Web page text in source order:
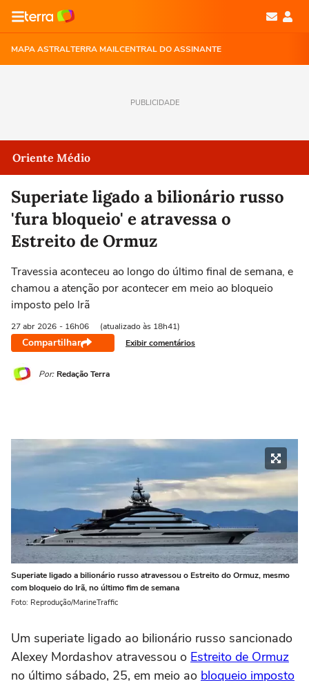
MAPA ASTRALTERRA MAILCENTRAL DO ASSINANTE
PUBLICIDADE
Oriente Médio
Superiate ligado a bilionário russo
'fura bloqueio' e atravessa o
Estreito de Ormuz
Travessia aconteceu ao longo do último final de semana, e
chamou a atenção por acontecer em meio ao bloqueio
imposto pelo Irã
27 abr 2026 - 16h06 (atualizado às 18h41)
Compartilhar Exibir comentários
Por: Redação Terra
Superiate ligado a bilionário russo atravessou o Estreito do Ormuz, mesmo
com bloqueio do Irã, no último fim de semana
Foto: Reprodução/MarineTraffic
Um superiate ligado ao bilionário russo sancionado
Alexey Mordashov atravessou o Estreito de Ormuz
no último sábado, 25, em meio ao bloqueio imposto